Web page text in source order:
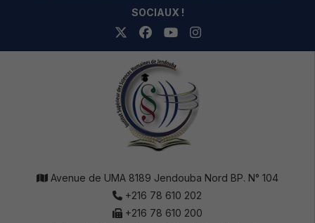
SOCIAUX !
Avenue de UMA 8189 Jendouba Nord BP. N° 104
+216 78 610 202
+216 78 610 200